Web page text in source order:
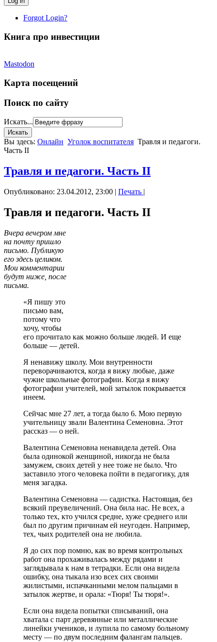
Forgot Login?
Книга про инвестиции
Mastodon
Карта посещений
Поиск по сайту
Искать...
Вы здесь: Онлайн Уголок воспитателя Травля и педагоги.
Часть II
Травля и педагоги. Часть II
Опубликовано: 23.04.2012, 23:00 | Печать |
Травля и педагоги. Часть II
Вчера вечером мне
на почту пришло
письмо. Публикую
его здесь целиком.
Мои комментарии
будут ниже, после
письма.
«Я пишу это
письмо вам,
потому что
хочу, чтобы
его прочитало как можно больше людей. И еще
больше — детей.
Я ненавижу школу. Мои внутренности
переворачиваются, когда я вижу любые, даже
чужие школьные фотографии. Когда я вижу
фотографии учителей, мой затылок покрывается
инеем.
Сейчас мне 27 лет, а тогда было 6. Мою первую
учительницу звали Валентина Семеновна. Этот
рассказ — о ней.
Валентина Семеновна ненавидела детей. Она
была одинокой женщиной, никогда не была
замужем, своих детей у нее тоже не было. Что
заставило этого человека пойти в педагогику, для
меня загадка.
Валентина Семеновна — садистка. Настоящая, без
всякий преувеличений. Она била нас. Не всех, а
только тех, кто учился средне, хуже среднего или
был по другим причинам ей неугоден. Например,
тех, чьих родителей она не любила.
Я до сих пор помню, как во время контрольных
работ она прохаживалась между рядами и
заглядывала к нам в тетрадки. Если она видела
ошибку, она тыкала изо всех сих своими
жилистыми, испачканными мелом пальцами в
затылок жертве, и орала: «Тюря! Ты тюря!».
Если она видела попытки списываний, она
хватала с парт деревянные или металлические
линейки учеников, и лупила по самому больному
месту — по двум последним фалангам пальцев.